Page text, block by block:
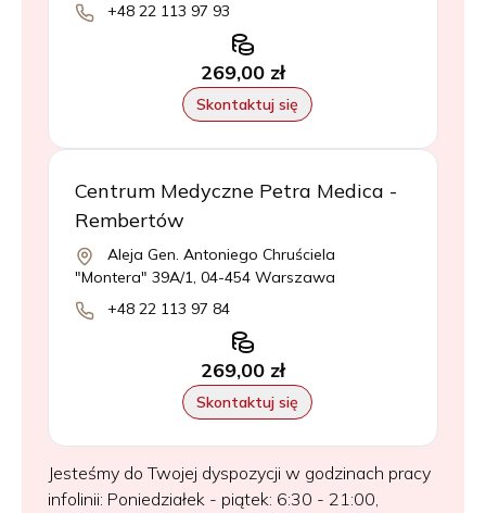
+48 22 113 97 93
269,00 zł
Skontaktuj się
Centrum Medyczne Petra Medica -
Rembertów
Aleja Gen. Antoniego Chruściela
"Montera" 39A/1, 04-454 Warszawa
+48 22 113 97 84
269,00 zł
Skontaktuj się
Jesteśmy do Twojej dyspozycji w godzinach pracy
infolinii: Poniedziałek - piątek: 6:30 - 21:00,